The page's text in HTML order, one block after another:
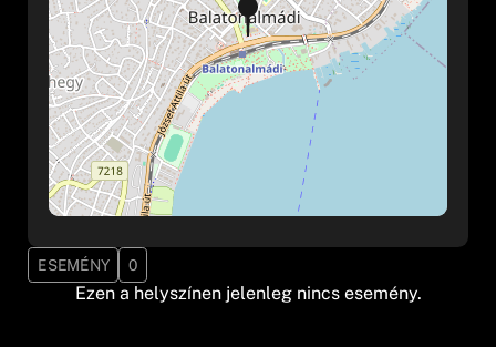
ESEMÉNY 0
Ezen a helyszínen jelenleg nincs esemény.